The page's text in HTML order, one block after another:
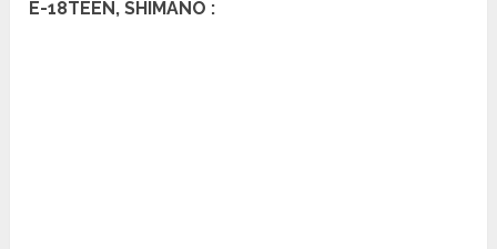
E-18TEEN, SHIMANO :